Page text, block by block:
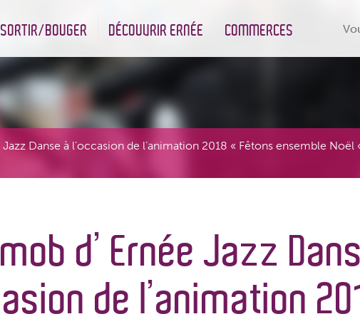
SORTIR/BOUGER DÉCOUVRIR ERNÉE COMMERCES
Jazz Danse à l’occasion de l’animation 2018 « Fêtons ensemble
d’ Ernée Jazz
de l’animation